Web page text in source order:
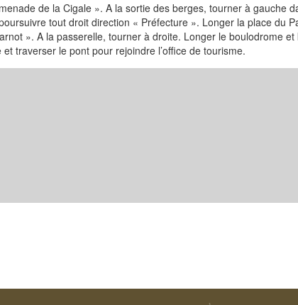
de la Cigale ». A la sortie des berges, tourner à gauche
tout droit direction « Préfecture ». Longer la place du
». A la passerelle, tourner à droite. Longer le boulodrome et
traverser le pont pour rejoindre l’office de tourisme.